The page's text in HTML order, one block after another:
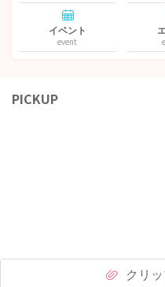
イベント
event
PICKUP
クリ